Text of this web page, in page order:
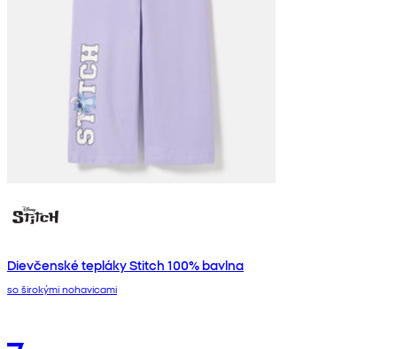
Dievčenské tepláky Stitch 100% bavlna
so širokými nohavicami